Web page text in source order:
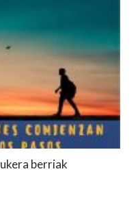
berriak